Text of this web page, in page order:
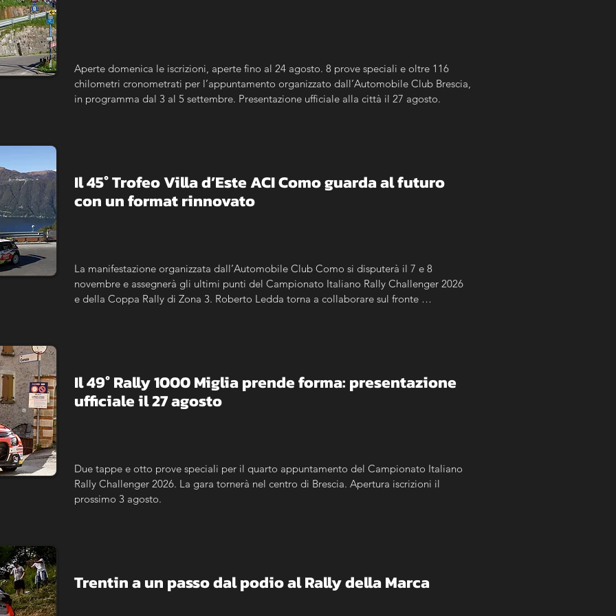
Aperte domenica le iscrizioni, aperte fino al 24 agosto. 8 prove speciali e oltre 116
chilometri cronometrati per l’appuntamento organizzato dall’Automobile Club Brescia,
in programma dal 3 al 5 settembre. Presentazione ufficiale alla città il 27 agosto.
Il 45° Trofeo Villa d’Este ACI Como guarda al futuro
con un format rinnovato
La manifestazione organizzata dall’Automobile Club Como si disputerà il 7 e 8
novembre e assegnerà gli ultimi punti del Campionato Italiano Rally Challenger 2026
e della Coppa Rally di Zona 3. Roberto Ledda torna a collaborare sul fronte
Il 49° Rally 1000 Miglia prende forma: presentazione
ufficiale il 27 agosto
Due tappe e otto prove speciali per il quarto appuntamento del Campionato Italiano
Rally Challenger 2026. La gara tornerà nel centro di Brescia. Apertura iscrizioni il
prossimo 3 agosto.
Trentin a un passo dal podio al Rally della Marca